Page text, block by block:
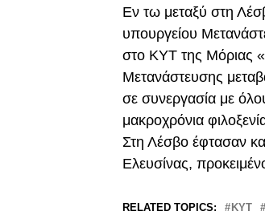
Εν τω μεταξύ στη
υπουργείου
στο ΚΥΤ της Μόριας
Μετανάστευσης
σε συνεργασία με
μακροχρόνια
Στη Λέσβο έφτασαν
Ελευσίνας,
RELATED TOPICS: ΚΥΤ